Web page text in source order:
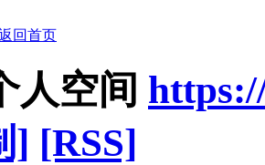
回首页
人空间
] [RSS]